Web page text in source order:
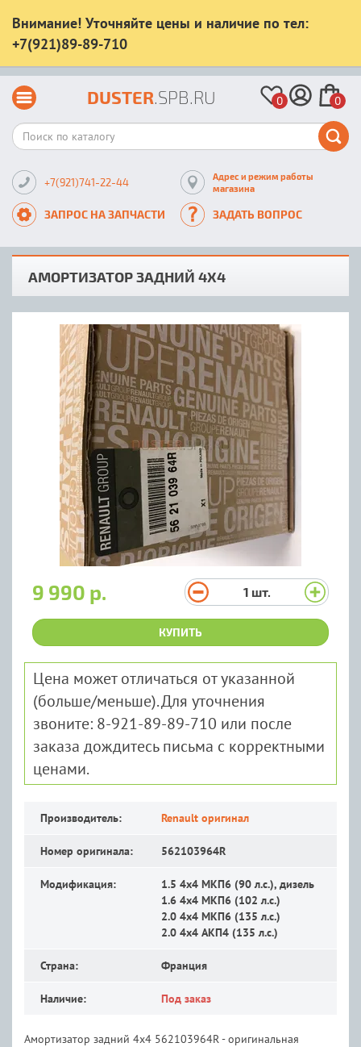
Внимание! Уточняйте цены и наличие по тел:
+7(921)89-89-710
DUSTER.SPB.RU 0 0
+7(921)741-22-44
Адрес и режим работы
магазина
ЗАПРОС НА ЗАПЧАСТИ ЗАДАТЬ ВОПРОС
АМОРТИЗАТОР ЗАДНИЙ 4Х4
9 990 р. 1 шт.
КУПИТЬ
Цена может отличаться от указанной
(больше/меньше). Для уточнения
звоните: 8-921-89-89-710 или после
заказа дождитесь письма с корректными
ценами.
Производитель: Renault оригинал
Номер оригинала: 562103964R
Модификация:
1.5 4x4 MКП6 (90 л.с.), дизель
1.6 4x4 MКП6 (102 л.с.)
2.0 4x4 MКП6 (135 л.с.)
2.0 4x4 АКП4 (135 л.с.)
Страна: Франция
Наличие: Под заказ
Амортизатор задний 4х4 562103964R - оригинальная